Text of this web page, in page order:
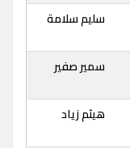
سليم سلامة
سمير صفير
هيثم زياد